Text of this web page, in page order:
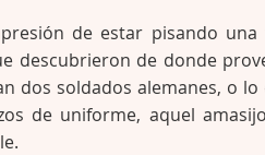
de estar pisando una
descubrieron de donde
dos soldados alemanes, o lo
de uniforme, aquel